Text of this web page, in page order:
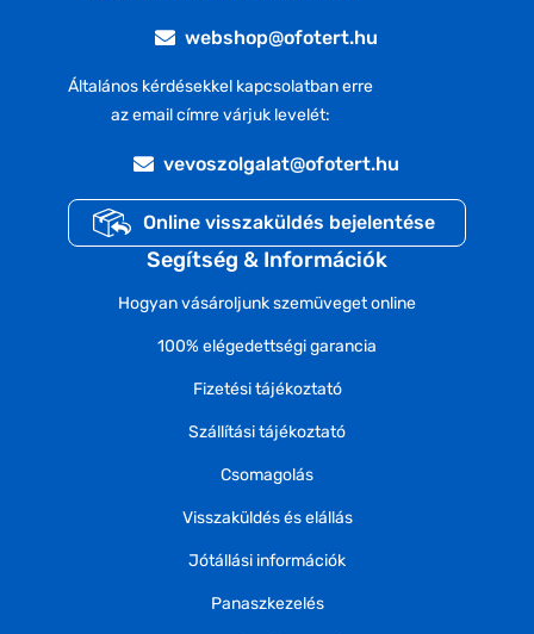
webshop@ofotert.hu
Általános kérdésekkel kapcsolatban erre
az email címre várjuk levelét:
vevoszolgalat@ofotert.hu
Online visszaküldés bejelentése
Segítség & Információk
Hogyan vásároljunk szemüveget online
100% elégedettségi garancia
Fizetési tájékoztató
Szállítási tájékoztató
Csomagolás
Visszaküldés és elállás
Jótállási információk
Panaszkezelés